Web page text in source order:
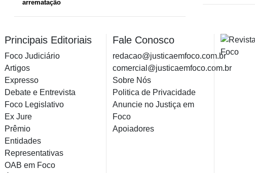
arrematação
Principais Editoriais
Foco Judiciário
Artigos
Expresso
Debate e Entrevista
Foco Legislativo
Ex Jure
Prêmio
Entidades
Representativas
OAB em Foco
Fale Conosco
redacao@justicaemfoco.com.br
comercial@justicaemfoco.com.br
Sobre Nós
Politica de Privacidade
Anuncie no Justiça em
Foco
Apoiadores